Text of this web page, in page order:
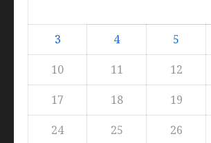
3
4 5
10
11 12
17
18 19
24
25 26